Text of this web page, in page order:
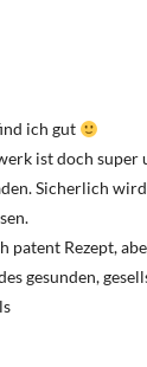
ich gut
ist doch
Sicherlich
patent Rezept,
gesunden,